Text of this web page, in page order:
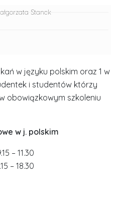
Stanek
w języku polskim oraz 1 w
i studentów którzy
obowiązkowym szkoleniu
w j. polskim
– 11.30
– 18.30